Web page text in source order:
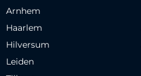
Arnhem
Haarlem
Hilversum
Leiden